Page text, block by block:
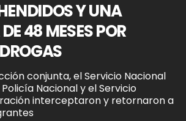
Y UNA
48 MESES POR
conjunta, el Servicio Nacional
Nacional y el Servicio
interceptaron y retornaron a